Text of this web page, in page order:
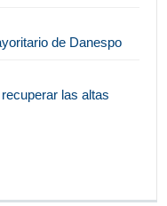
de Danespo
las altas